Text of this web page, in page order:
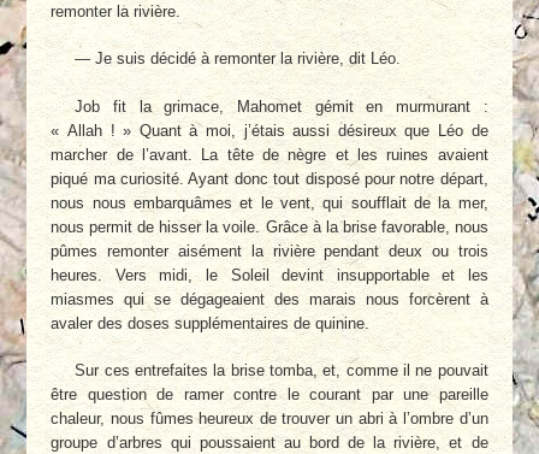
remonter la rivière.
— Je suis décidé à remonter la rivière, dit Léo.
Job fit la grimace, Mahomet gémit en murmurant :
« Allah ! » Quant à moi, j’étais aussi désireux que Léo de
marcher de l’avant. La tête de nègre et les ruines avaient
piqué ma curiosité. Ayant donc tout disposé pour notre départ,
nous nous embarquâmes et le vent, qui soufflait de la mer,
nous permit de hisser la voile. Grâce à la brise favorable, nous
pûmes remonter aisément la rivière pendant deux ou trois
heures. Vers midi, le Soleil devint insupportable et les
miasmes qui se dégageaient des marais nous forcèrent à
avaler des doses supplémentaires de quinine.
Sur ces entrefaites la brise tomba, et, comme il ne pouvait
être question de ramer contre le courant par une pareille
chaleur, nous fûmes heureux de trouver un abri à l’ombre d’un
groupe d’arbres qui poussaient au bord de la rivière, et de